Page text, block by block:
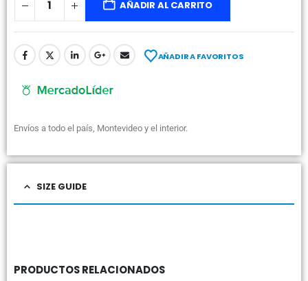
AÑADIR AL CARRITO
AÑADIR A FAVORITOS
Envíos a todo el país, Montevideo y el interior.
SIZE GUIDE
PRODUCTOS RELACIONADOS